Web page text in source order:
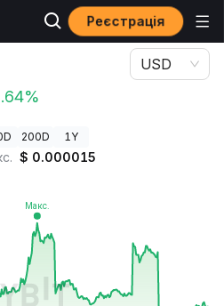
Реєстрація
USD
200D 1Y
$ 0.000015